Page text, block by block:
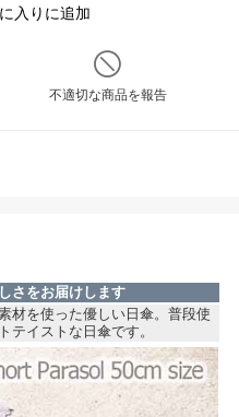
入りに追加
不適切な商品を報告
さをお届けします
材を使った優しい日傘。普段使
テイストな日傘です。